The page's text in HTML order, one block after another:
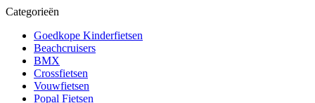
Categorieën
Goedkope Kinderfietsen
Beachcruisers
BMX
Crossfietsen
Vouwfietsen
Popal Fietsen